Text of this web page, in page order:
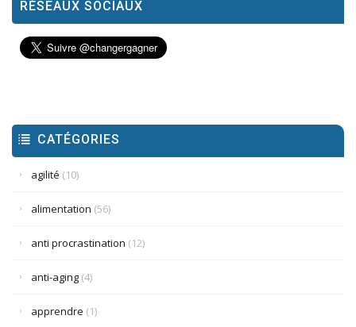
RÉSEAUX SOCIAUX
CATÉGORIES
agilité (10)
alimentation (56)
anti procrastination (12)
anti-aging (4)
apprendre (1)